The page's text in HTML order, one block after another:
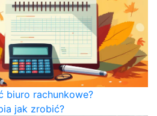
biuro rachunkowe?
jak zrobić?